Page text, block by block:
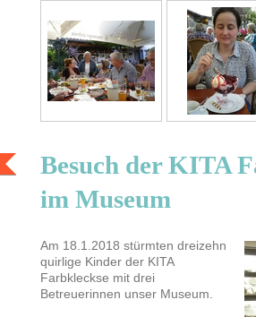
Besuch der KITA
im Museum
Am 18.1.2018 stürmten dreizehn
quirlige Kinder der KITA
Farbkleckse mit drei
Betreuerinnen unser Museum.